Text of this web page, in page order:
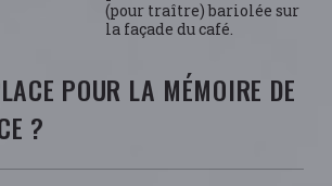
(pour traître) bariolée sur
la façade du café.
POUR LA MÉMOIRE DE
?